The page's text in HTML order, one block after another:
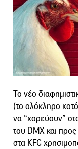
Το νέο
(το ολόκληρο
να “χορεύουν”
του DMX και προς
στα KFC